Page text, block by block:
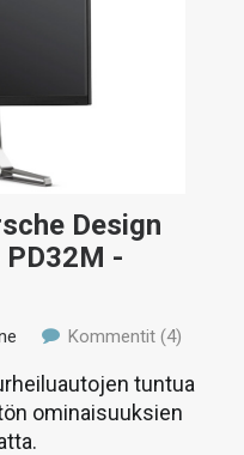
Design
-
Kommentit (4)
tuntua
ominaisuuksien